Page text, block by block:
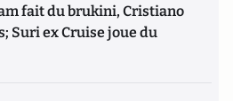
fait du brukini, Cristiano
Suri ex Cruise joue du